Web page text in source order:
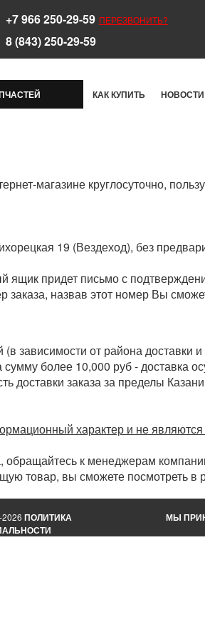
+7 966 250-29-59
8 (843) 250-29-59
ПЕРЕЗВОНИТЬ?
КАК КУПИТЬ НОВОСТИ
магазине круглосуточно,
19 (Вездеход), без
придет письмо с
назвав этот номер Вы
зависимости от района доставки
более 10,000 руб - доставка
доставки заказа за пределы
характер и не
обращайтесь к менеджерам
товар, вы сможете посмотреть в
2026 ПОЛИТИКА
МЫ